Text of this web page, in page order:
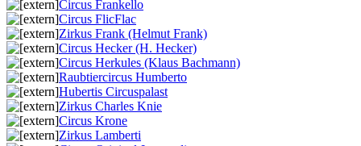
Circus Frankello
Circus FlicFlac
Zirkus Frank (Helmut Frank)
Circus Hecker (H. Hecker)
Circus Herkules (Klaus Bachmann)
Raubtiercircus Humberto
Hubertis Circuspalast
Zirkus Charles Knie
Circus Krone
Zirkus Lamberti